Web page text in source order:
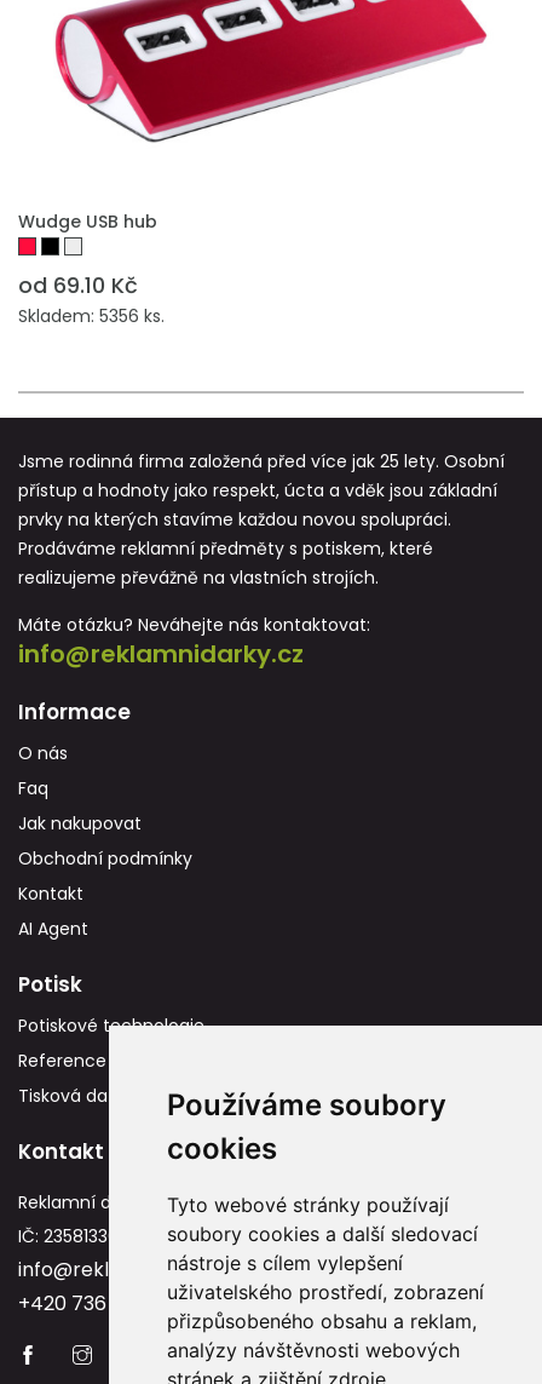
Používáme soubory
cookies
Tyto webové stránky používají
soubory cookies a další sledovací
nástroje s cílem vylepšení
uživatelského prostředí, zobrazení
přizpůsobeného obsahu a reklam,
analýzy návštěvnosti webových
stránek a zjištění zdroje
PŘIDAT DO POPTÁVKY
Wudge USB hub
od 69.10 Kč
Skladem: 5356 ks.
Jsme rodinná firma založená před více jak 25 lety. Osobní
přístup a hodnoty jako respekt, úcta a vděk jsou základní
prvky na kterých stavíme každou novou spolupráci.
Prodáváme reklamní předměty s potiskem, které
realizujeme převážně na vlastních strojích.
Máte otázku? Neváhejte nás kontaktovat:
info@reklamnidarky.cz
Informace
O nás
Faq
Jak nakupovat
Obchodní podmínky
Kontakt
AI Agent
Potisk
Potiskové technologie
Reference
Tisková data
Kontakt
Reklamní dárky
IČ: 23581336
info@reklamnidarky.cz
+420 736 787 715